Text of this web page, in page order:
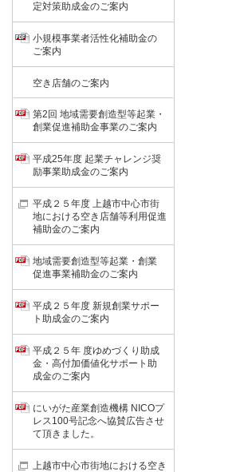
定対策助成金のご案内
小規模事業者活性化補助金の
ご案内
空き店舗のご案内
第2回 地域需要創造型等起業・
創業促進補助金事業のご案内
平成25年度 起業チャレンジ奨
励事業助成金のご案内
平成２５年度 上越市中心市街
地における空き店舗等利用促進
補助金のご案内
地域需要創造型等起業・創業
促進事業補助金のご案内
平成２５年度 新規創業サポー
ト助成金のご案内
平成２５年 度ゆめづくり助成
金・高付加価値化サポート助
成金のご案内
にいがた産業創造機構 NICOプ
レス100号記念へ協賛広告させ
て頂きました。
上越市中心市街地における空き